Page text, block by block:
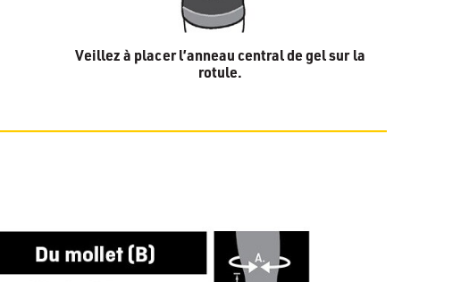
Veillez à placer l’anneau central de gel sur la
rotule.